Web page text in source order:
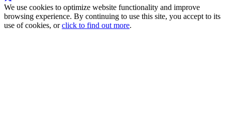
We use cookies to optimize website functionality and improve
browsing experience. By continuing to use this site, you accept to its
use of cookies, orclick to find out more.